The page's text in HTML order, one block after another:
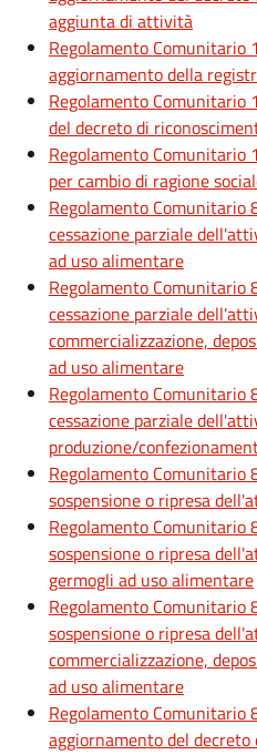
aggiunta di attività
Regolamento Comunitario
aggiornamento della
Regolamento Comunitario
del decreto di
Regolamento
per cambio di ragione
Regolamento Comunitario
cessazione parziale
ad uso alimentare
Regolamento Comunitario
cessazione parziale
commercializzazione,
ad uso alimentare
Regolamento Comunitario
cessazione parziale
produzione/
Regolamento Comunitario
sospensione o ripresa
Regolamento Comunitario
sospensione o ripresa
germogli ad uso alimentare
Regolamento Comunitario
sospensione o ripresa
commercializzazione,
ad uso alimentare
Regolamento Comunitario
aggiornamento del